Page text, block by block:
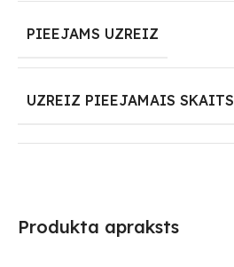
Produkta apraksts
PIEEJAMS UZREIZ
UZREIZ PIEEJAMAIS SKAITS